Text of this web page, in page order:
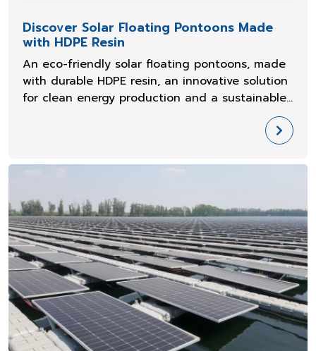
Discover Solar Floating Pontoons Made
with HDPE Resin
An eco-friendly solar floating pontoons, made
with durable HDPE resin, an innovative solution
for clean energy production and a sustainable